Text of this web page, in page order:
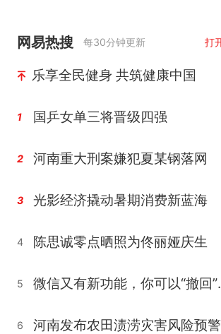
网易热搜 每30分钟更新 打
乐享全民健身 共筑健康中国
1 国乒女单三将晋级四强
2 河南重大刑案嫌犯夏某钢落网
3 光影经济撬动暑期消费新蓝海
4 陈思诚零点晒照为佟丽娅庆生
5 微信又有
6 河南发布农田渍涝灾害风险预警